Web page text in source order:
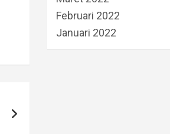
Februari 2022
Januari 2022